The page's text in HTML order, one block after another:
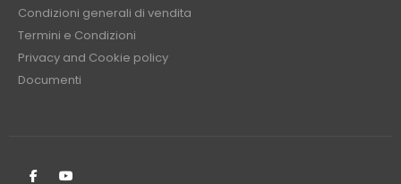
Condizioni generali di vendita
Termini e Condizioni
Privacy and Cookie policy
Documenti